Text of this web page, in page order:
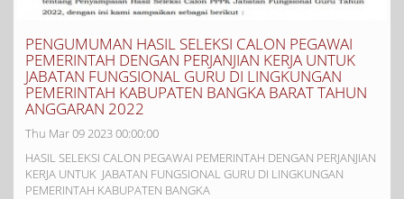
PENGUMUMAN HASIL SELEKSI CALON PEGAWAI
PEMERINTAH DENGAN PERJANJIAN KERJA UNTUK
JABATAN FUNGSIONAL GURU DI LINGKUNGAN
PEMERINTAH KABUPATEN BANGKA BARAT TAHUN
ANGGARAN 2022
Thu Mar 09 2023 00:00:00
HASIL SELEKSI CALON PEGAWAI PEMERINTAH DENGAN PERJANJIAN
KERJA UNTUK JABATAN FUNGSIONAL GURU DI LINGKUNGAN
PEMERINTAH KABUPATEN BANGKA